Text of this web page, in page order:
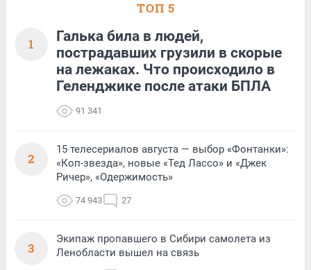
ТОП 5
1
Галька била в людей,
пострадавших грузили в скорые
на лежаках. Что происходило в
Геленджике после атаки БПЛА
91 341
2
15 телесериалов августа — выбор «Фонтанки»:
«Коп-звезда», новые «Тед Лассо» и «Джек
Ричер», «Одержимость»
74 943 27
3
Экипаж пропавшего в Сибири самолета из
Ленобласти вышел на связь